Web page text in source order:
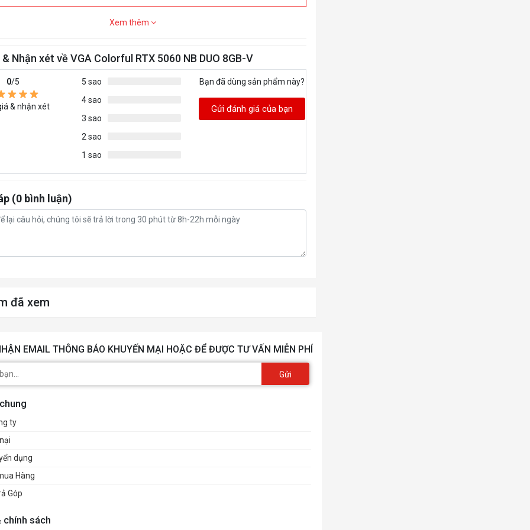
3 x DisplayPort 2.1b + 1 x HDMI 2.1b
FAN
Yes
600W
DirectX 12 Ultimate / OpenGL 4.6
DLSS 4 / Reflex / Studio
Xem thêm
Nhận xét về VGA Colorful RTX 5060 NB DUO 8GB-V
0/5
& nhận xét
5 sao
4 sao
3 sao
2 sao
1 sao
Bạn đã dùng sản phẩm này?
Gửi đánh giá của bạn
(0 bình luận)
đã xem
EMAIL THÔNG BÁO KHUYẾN MẠI HOẶC ĐỂ ĐƯỢC TƯ VẤN MIỄN PHÍ
Gửi
ty
dụng
Hàng
Góp
chính sách